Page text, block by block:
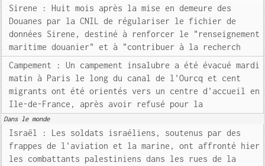
Sirene : Huit mois après la mise en demeure des
Douanes par la CNIL de régulariser le fichier de
données Sirene, destiné à renforcer le "renseignement
maritime douanier" et à "contribuer à la recherch
Campement : Un campement insalubre a été évacué mardi
matin à Paris le long du canal de l'Ourcq et cent
migrants ont été orientés vers un centre d'accueil en
Ile-de-France, après avoir refusé pour la
Dans le monde
Israël : Les soldats israéliens, soutenus par des
frappes de l'aviation et la marine, ont affronté hier
les combattants palestiniens dans les rues de la